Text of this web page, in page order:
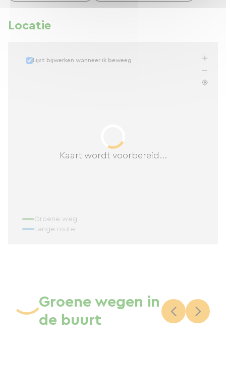
Locatie
Kaart wordt voorbereid...
Lijst bijwerken wanneer ik beweeg
Groene weg
Lange route
Groene wegen in
de buurt